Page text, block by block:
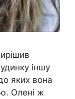
іншу
яких вона
Олені ж